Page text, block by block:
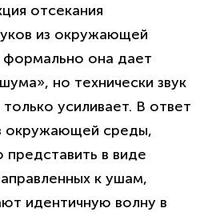
отсекания
из окружающей
она дает
но технически звук
усиливает. В ответ
окружающей среды,
в виде
к ушам,
идентичную волну в